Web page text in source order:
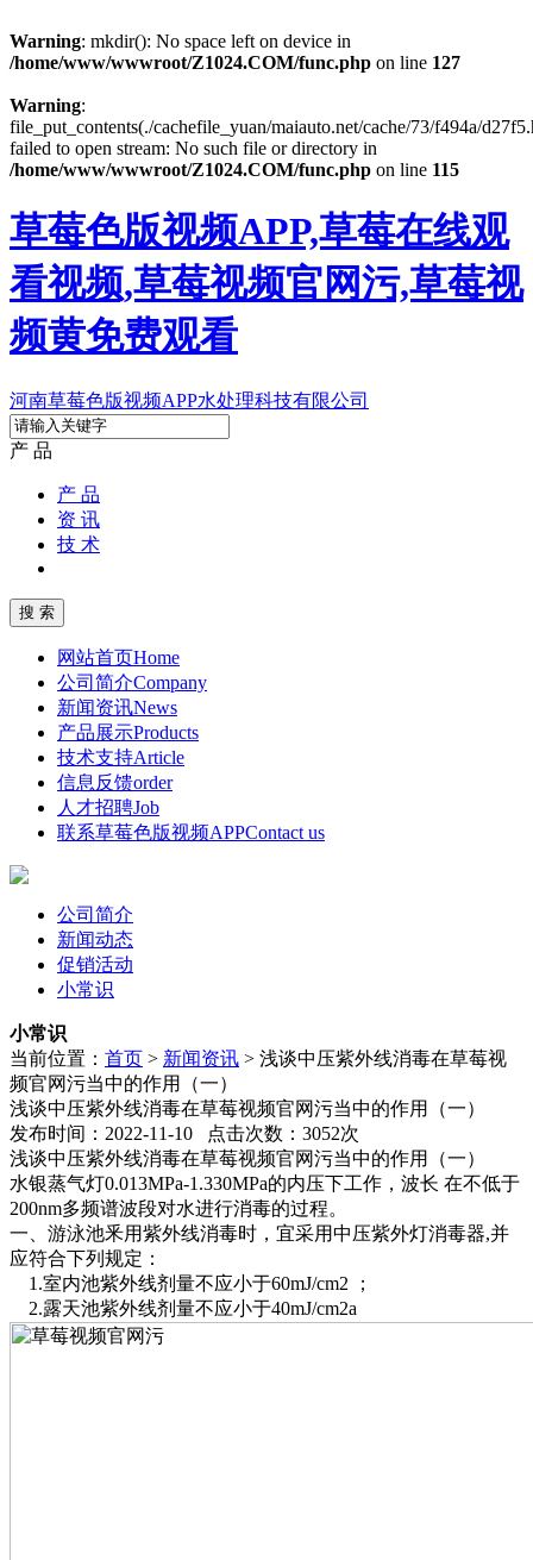
Warning: mkdir(): No space left on device in
/home/www/wwwroot/Z1024.COM/func.php on line 127
Warning:
file_put_contents(./cachefile_yuan/maiauto.net/cache/73/f494a/
failed to open stream: No such file or directory in
/home/www/wwwroot/Z1024.COM/func.php on line 115
草莓色版视频APP,草莓在线观
看视频,草莓视频官网污,草莓视
频黄免费观看
河南草莓色版视频APP水处理科技有限公司
产 品
产 品
资 讯
技 术
网站首页Home
公司简介Company
新闻资讯News
产品展示Products
技术支持Article
信息反馈order
人才招聘Job
联系草莓色版视频APPContact us
公司简介
新闻动态
促销活动
小常识
小常识
当前位置： 首页 > 新闻资讯 > 浅谈中压紫外线消毒在草莓视
频官网污当中的作用（一）
浅谈中压紫外线消毒在草莓视频官网污当中的作用（一）
发布时间：2022-11-10 点击次数：3052次
浅谈中压紫外线消毒在草莓视频官网污当中的作用（一）
水银蒸气灯0.013MPa-1.330MPa的内压下工作，波长 在不低于
200nm多频谱波段对水进行消毒的过程。
一、游泳池釆用紫外线消毒时，宜采用中压紫外灯消毒器,并
应符合下列规定：
1.室内池紫外线剂量不应小于60mJ/cm2 ；
2.露天池紫外线剂量不应小于40mJ/cm2a